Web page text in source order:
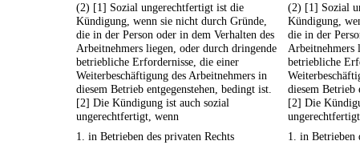
(2) [1] Sozial ungerechtfertigt ist die
Kündigung, wenn sie nicht durch Gründe,
die in der Person oder in dem Verhalten des
Arbeitnehmers liegen, oder durch dringende
betriebliche Erfordernisse, die einer
Weiterbeschäftigung des Arbeitnehmers in
diesem Betrieb entgegenstehen, bedingt ist.
[2] Die Kündigung ist auch sozial
ungerechtfertigt, wenn
(2) [1] Sozial
Kündigung,
die in der
Arbeitnehmers
betriebliche
diesem Betrieb
[2] Die
1. in Betrieben des privaten Rechts
1. in Betrieben